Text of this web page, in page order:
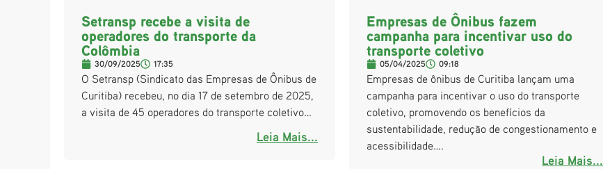
Setransp recebe a visita de
operadores do transporte da
Colômbia
30/09/2025 17:35
O Setransp (Sindicato das Empresas de Ônibus de
Curitiba) recebeu, no dia 17 de setembro de 2025,
a visita de 45 operadores do transporte coletivo…
Leia Mais...
Empresas de Ônibus fazem
campanha para incentivar uso do
transporte coletivo
05/04/2025 09:18
Empresas de ônibus de Curitiba lançam uma
campanha para incentivar o uso do transporte
coletivo, promovendo os benefícios da
sustentabilidade, redução de congestionamento e
acessibilidade….
Leia Mais...